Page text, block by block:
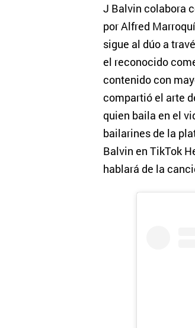
J Balvin colabora
por Alfred
sigue al dúo a
el reconocido
contenido con
compartió el arte
quien baila en el
bailarines de la
Balvin en TikTok
hablará de la